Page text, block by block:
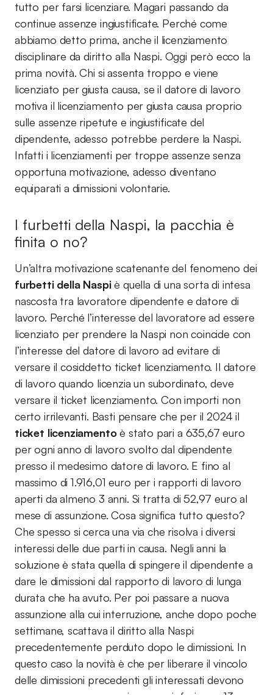
tutto per farsi licenziare. Magari passando da
continue assenze ingiustificate. Perché come
abbiamo detto prima, anche il licenziamento
disciplinare da diritto alla Naspi. Oggi però ecco la
prima novità. Chi si assenta troppo e viene
licenziato per giusta causa, se il datore di lavoro
motiva il licenziamento per giusta causa proprio
sulle assenze ripetute e ingiustificate del
dipendente, adesso potrebbe perdere la Naspi.
Infatti i licenziamenti per troppe assenze senza
opportuna motivazione, adesso diventano
equiparati a dimissioni volontarie.
I furbetti della Naspi, la pacchia è
finita o no?
Un’altra motivazione scatenante del fenomeno dei
furbetti della Naspiè quella di una sorta di intesa
nascosta tra lavoratore dipendente e datore di
lavoro. Perché l’interesse del lavoratore ad essere
licenziato per prendere la Naspi non coincide con
l’interesse del datore di lavoro ad evitare di
versare il cosiddetto ticket licenziamento. Il datore
di lavoro quando licenzia un subordinato, deve
versare il ticket licenziamento. Con importi non
certo irrilevanti. Basti pensare che per il 2024 il
ticket licenziamentoè stato pari a 635,67 euro
per ogni anno di lavoro svolto dal dipendente
presso il medesimo datore di lavoro. E fino al
massimo di 1.916,01 euro per i rapporti di lavoro
aperti da almeno 3 anni. Si tratta di 52,97 euro al
mese di assunzione. Cosa significa tutto questo?
Che spesso si cerca una via che risolva i diversi
interessi delle due parti in causa. Negli anni la
soluzione è stata quella di spingere il dipendente a
dare le dimissioni dal rapporto di lavoro di lunga
durata che ha avuto. Per poi passare a nuova
assunzione alla cui interruzione, anche dopo poche
settimane, scattava il diritto alla Naspi
precedentemente perduto dopo le dimissioni. In
questo caso la novità è che per liberare il vincolo
delle dimissioni precedenti gli interessati devono